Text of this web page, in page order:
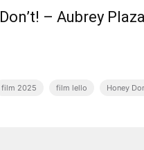
– Aubrey
film 2025 film lello Honey